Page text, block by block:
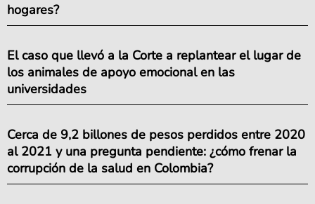
hogares?
El caso que llevó a la Corte a replantear el lugar de
los animales de apoyo emocional en las
universidades
Cerca de 9,2 billones de pesos perdidos entre 2020
al 2021 y una pregunta pendiente: ¿cómo frenar la
corrupción de la salud en Colombia?